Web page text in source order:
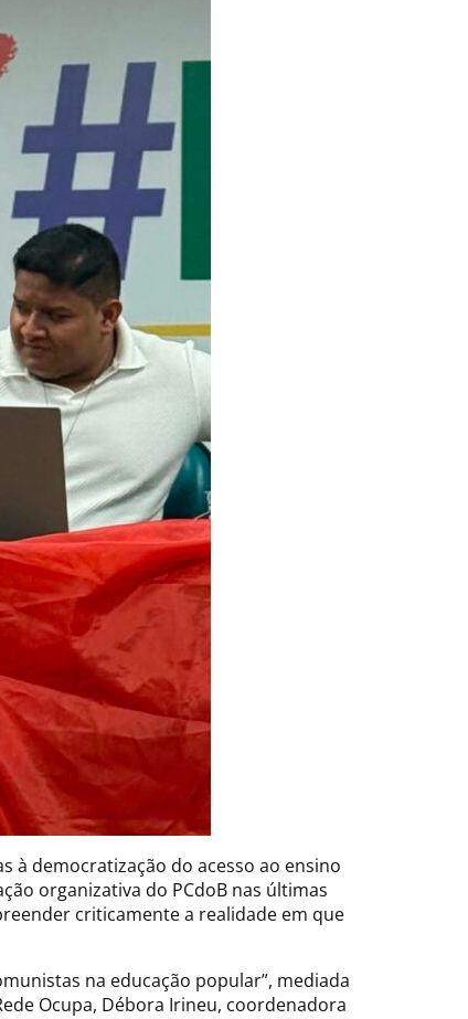
à democratização do acesso ao ensino
organizativa do PCdoB nas últimas
criticamente a realidade em que
na educação popular”, mediada
Ocupa, Débora Irineu, coordenadora